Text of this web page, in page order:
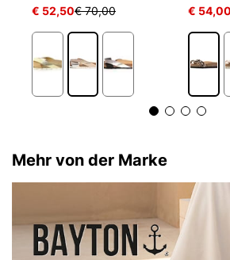
€ 52,50€ 70,00 € 54,00
Mehr von der Marke